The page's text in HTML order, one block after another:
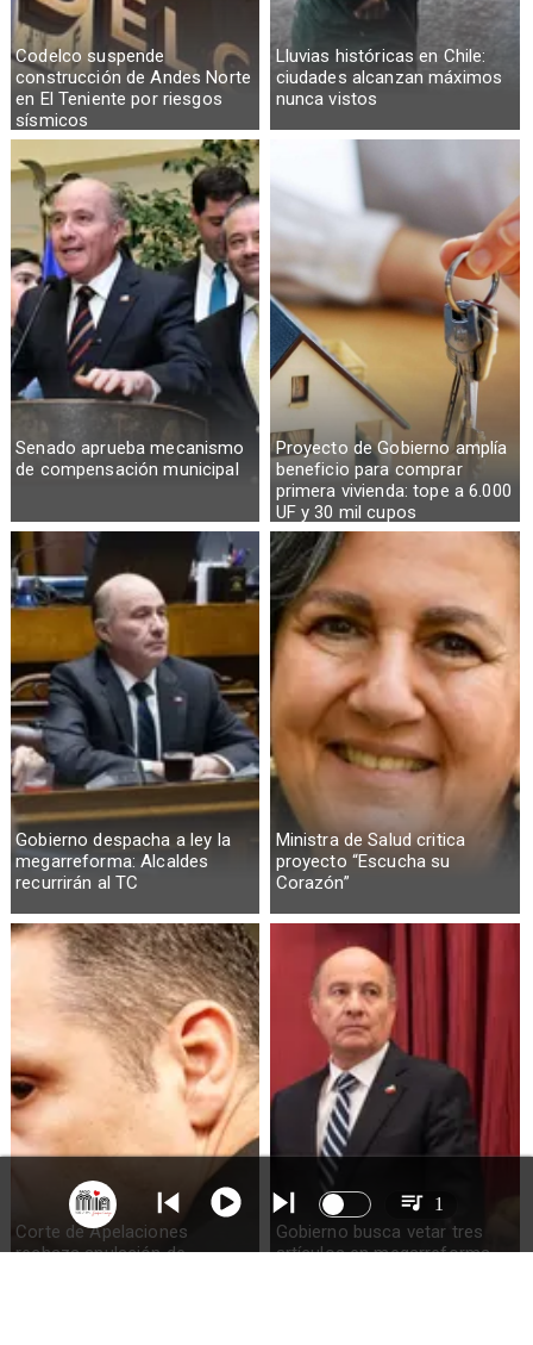
Codelco suspende
construcción de Andes Norte
en El Teniente por riesgos
sísmicos
Lluvias históricas en Chile:
ciudades alcanzan máximos
nunca vistos
Senado aprueba mecanismo
de compensación municipal
Proyecto de Gobierno amplía
beneficio para comprar
primera vivienda: tope a 6.000
UF y 30 mil cupos
Gobierno despacha a ley la
megarreforma: Alcaldes
recurrirán al TC
Ministra de Salud critica
proyecto “Escucha su
Corazón”
Corte de Apelaciones
rechaza anulación de
Gobierno busca vetar tres
artículos en megarreforma
1